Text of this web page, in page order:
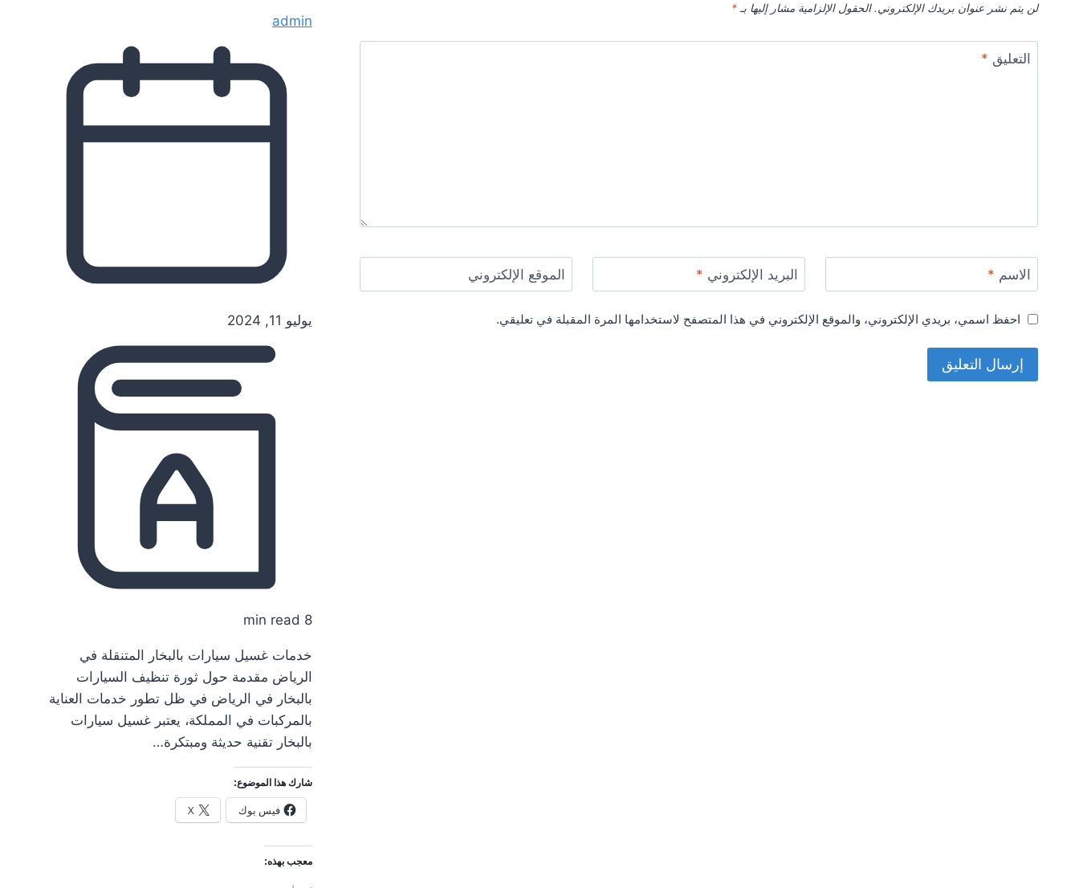
لن يتم نشر عنوان بريدك الإلكتروني. الحقول الإلزامية مشار إليها بـ*
التعليق *
الاسم * البريد الإلكتروني * الموقع الإلكتروني
احفظ اسمي، بريدي الإلكتروني، والموقع الإلكتروني في هذا المتصفح لاستخدامها المرة المقبلة في تعليقي.
admin
يوليو 11, 2024
8 min read
خدمات غسيل سيارات بالبخار المتنقلة في
الرياض مقدمة حول ثورة تنظيف السيارات
بالبخار في الرياض في ظل تطور خدمات العناية
بالمركبات في المملكة، يعتبر غسيل سيارات
بالبخار تقنية حديثة ومبتكرة…
شارك هذا الموضوع:
فيس بوك X
معجب بهذه: